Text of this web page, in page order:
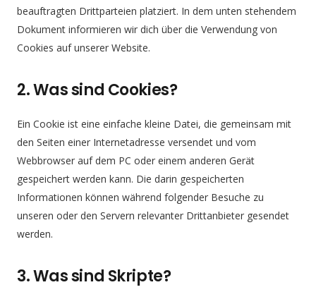
beauftragten Drittparteien platziert. In dem unten stehendem
Dokument informieren wir dich über die Verwendung von
Cookies auf unserer Website.
2. Was sind Cookies?
Ein Cookie ist eine einfache kleine Datei, die gemeinsam mit
den Seiten einer Internetadresse versendet und vom
Webbrowser auf dem PC oder einem anderen Gerät
gespeichert werden kann. Die darin gespeicherten
Informationen können während folgender Besuche zu
unseren oder den Servern relevanter Drittanbieter gesendet
werden.
3. Was sind Skripte?